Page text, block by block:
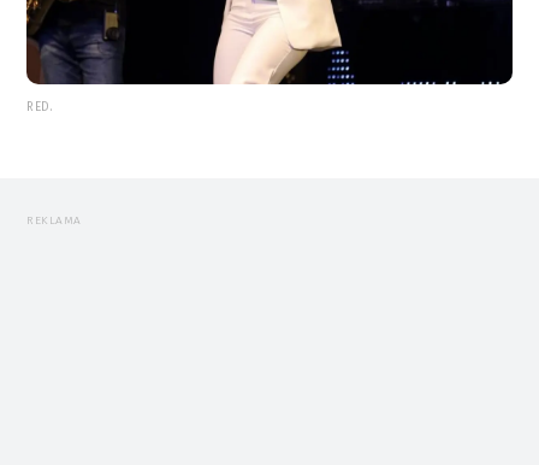
RED.
REKLAMA